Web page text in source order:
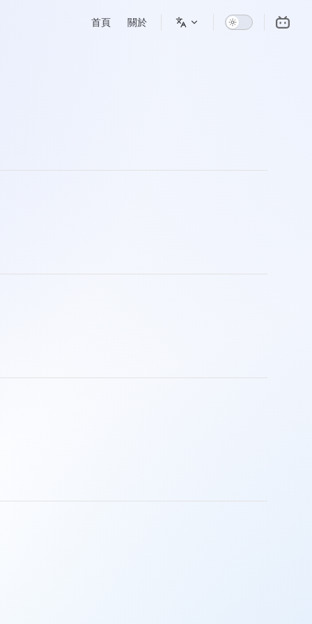
首頁 關於